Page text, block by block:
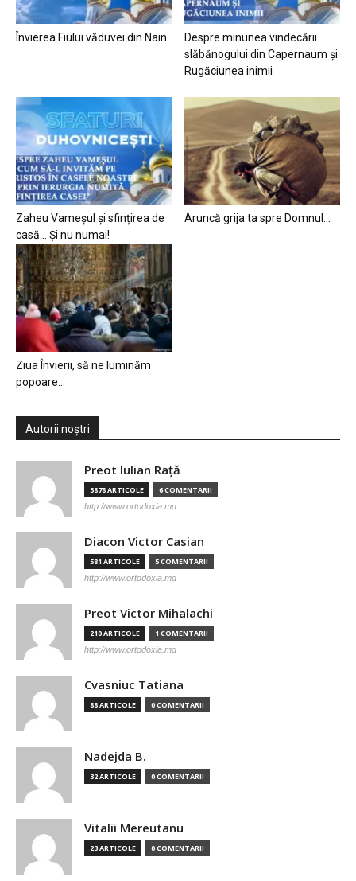
Învierea Fiului văduvei din Nain
Despre minunea vindecării
slăbănogului din Capernaum și
Rugăciunea inimii
Zaheu Vameșul și sfințirea de
casă… Și nu numai!
Aruncă grija ta spre Domnul…
Ziua Învierii, să ne luminăm
popoare…
Autorii noștri
Preot Iulian Raţă
3878 ARTICOLE 6 COMENTARII
http://www.ortodoxia.md
Diacon Victor Casian
581 ARTICOLE 5 COMENTARII
http://www.ortodoxia.md
Preot Victor Mihalachi
210 ARTICOLE 1 COMENTARII
http://www.ortodoxia.md
Cvasniuc Tatiana
88 ARTICOLE 0 COMENTARII
Nadejda B.
32 ARTICOLE 0 COMENTARII
Vitalii Mereutanu
23 ARTICOLE 0 COMENTARII